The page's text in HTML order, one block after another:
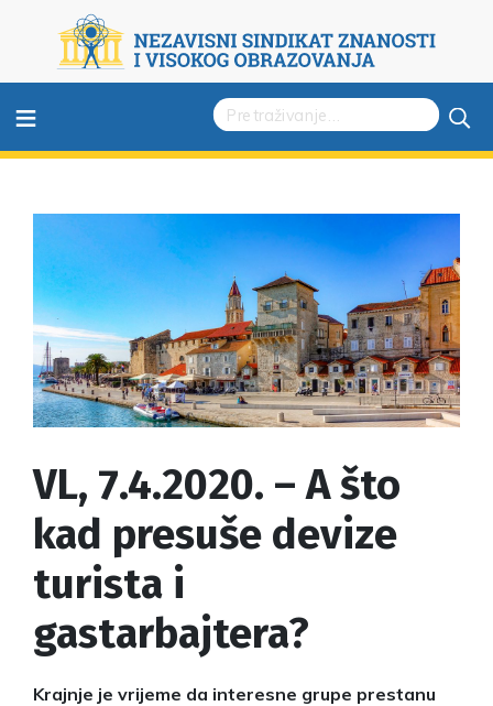
≡
VL, 7.4.2020. – A što
kad presuše devize
turista i
gastarbajtera?
Krajnje je vrijeme da interesne grupe prestanu